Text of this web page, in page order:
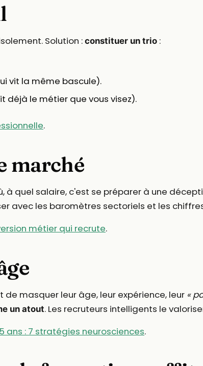
Solution : constituer un trio :
vit la même bascule).
déjà le métier que vous visez).
.
marché
à quel salaire, c'est se préparer à une
avec les baromètres sectoriels et les
métier qui recrute.
masquer leur âge, leur expérience, leur «
un atout. Les recruteurs intelligents le
ans : 7 stratégies neurosciences.